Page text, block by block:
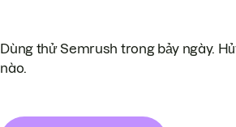
Dùng thử Semrush trong bảy ngày.
nào.